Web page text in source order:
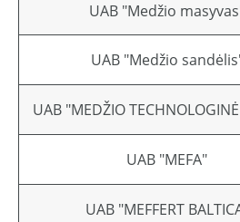
UAB "Medžio
UAB "Medžio
UAB "MEDŽIO
UAB "MEFA"
UAB "MEFFERT